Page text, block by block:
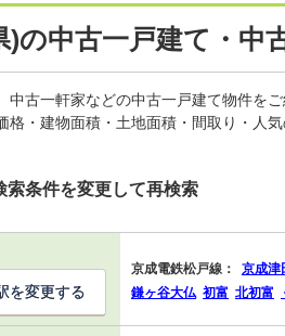
)の中古一戸建て・中
中古一軒家などの中古一戸建て物件を
格・建物面積・土地面積・間取り・人
索条件を変更して再検索
京成電鉄松戸線： 京成津
鎌ヶ谷大仏 初富 北初富
を変更する